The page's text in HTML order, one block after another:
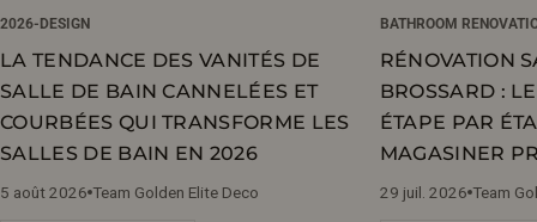
2026-DESIGN
LA TENDANCE DES VANITÉS DE
SALLE DE BAIN CANNELÉES ET
COURBÉES QUI TRANSFORME LES
SALLES DE BAIN EN 2026
5 août 2026 Team Golden Elite Deco
BATHROOM
RÉNOVATION
BROSSARD :
ÉTAPE PAR
MAGASINER
29 juil. 2026 Team